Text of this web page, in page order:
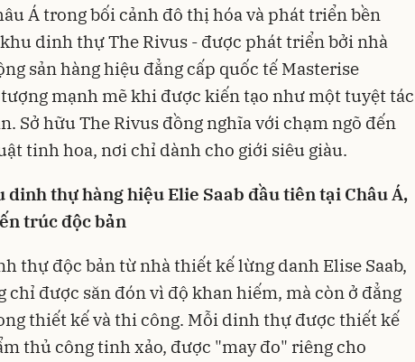
Á trong bối cảnh đô thị hóa và phát triển bền
dinh thự The Rivus - được phát triển bởi nhà
sản hàng hiệu đẳng cấp quốc tế Masterise
tượng mạnh mẽ khi được kiến tạo như một tuyệt tác
Sở hữu The Rivus đồng nghĩa với chạm ngõ đến
tinh hoa, nơi chỉ dành cho giới siêu giàu.
dinh thự hàng hiệu Elie Saab đầu tiên tại Châu Á,
trúc độc bản
thự độc bản từ nhà thiết kế lừng danh Elise Saab,
chỉ được săn đón vì độ khan hiếm, mà còn ở đẳng
thiết kế và thi công. Mỗi dinh thự được thiết kế
thủ công tinh xảo, được "may đo" riêng cho